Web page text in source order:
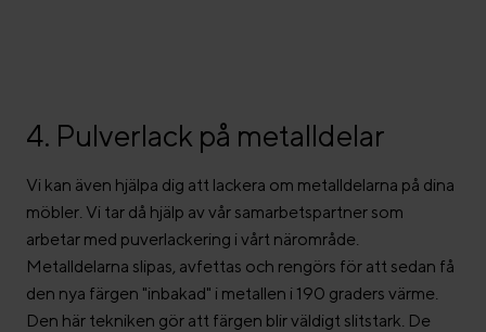
4. Pulverlack på metalldelar
Vi kan även hjälpa dig att lackera om metalldelarna på dina
möbler. Vi tar då hjälp av vår samarbetspartner som
arbetar med puverlackering i vårt närområde.
Metalldelarna slipas, avfettas och rengörs för att sedan få
den nya färgen "inbakad" i metallen i 190 graders värme.
Den här tekniken gör att färgen blir väldigt slitstark. De